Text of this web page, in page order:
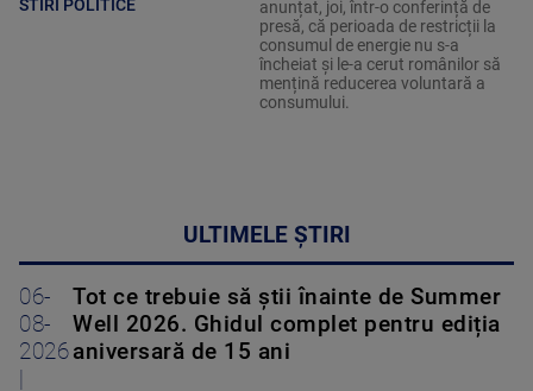
STIRI POLITICE
anunțat, joi, într-o conferință de
presă, că perioada de restricții la
consumul de energie nu s-a
încheiat și le-a cerut românilor să
mențină reducerea voluntară a
consumului.
ULTIMELE ȘTIRI
06-
08-
2026
Tot ce trebuie să știi înainte de Summer
Well 2026. Ghidul complet pentru ediția
aniversară de 15 ani